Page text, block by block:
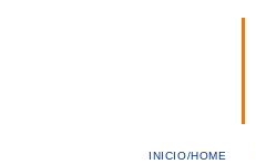
INICIO/HOME